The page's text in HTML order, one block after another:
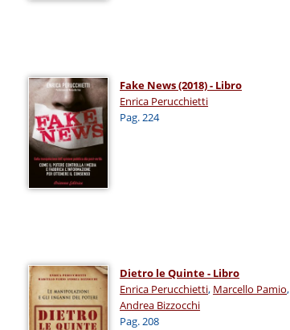
Fake News (2018) - Libro
Enrica Perucchietti
Pag. 224
Dietro le Quinte - Libro
Enrica Perucchietti, Marcello Pamio,
Andrea Bizzocchi
Pag. 208